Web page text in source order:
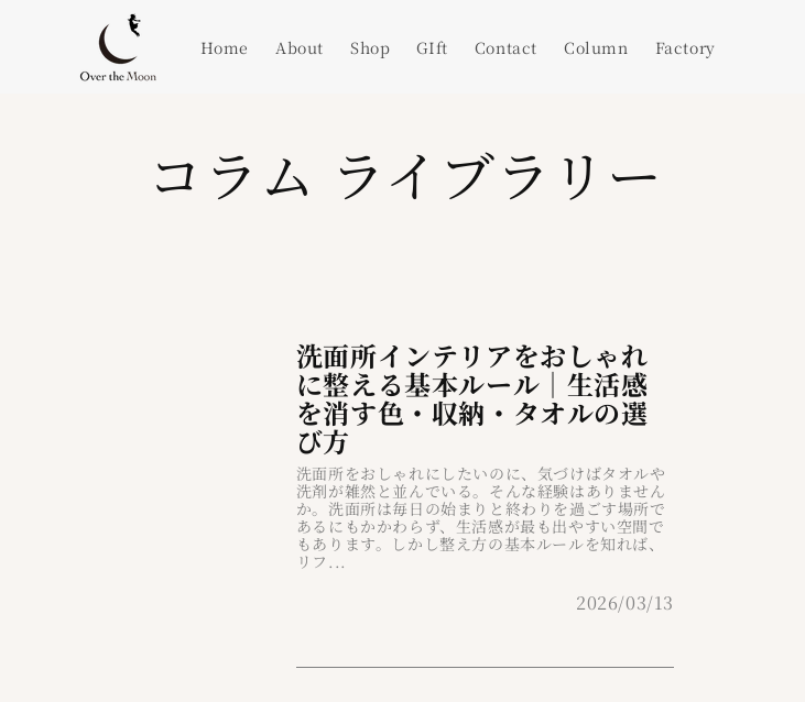
Home About Shop GIft Contact Column Factory
コラム ライブラリー
洗面所インテリアをおしゃれ
に整える基本ルール｜生活感
を消す色・収納・タオルの選
び方
洗面所をおしゃれにしたいのに、気づけばタオルや
洗剤が雑然と並んでいる。そんな経験はありません
か。洗面所は毎日の始まりと終わりを過ごす場所で
あるにもかかわらず、生活感が最も出やすい空間で
もあります。しかし整え方の基本ルールを知れば、
リフ...
2026/03/13